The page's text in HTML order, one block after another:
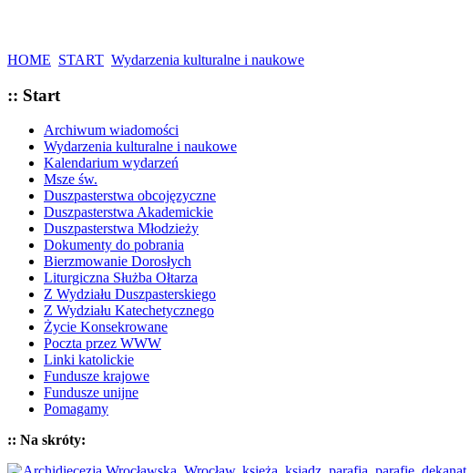
HOME START Wydarzenia kulturalne i naukowe
:: Start
Archiwum wiadomości
Wydarzenia kulturalne i naukowe
Kalendarium wydarzeń
Msze św.
Duszpasterstwa obcojęzyczne
Duszpasterstwa Akademickie
Duszpasterstwa Młodzieży
Dokumenty do pobrania
Bierzmowanie Dorosłych
Liturgiczna Służba Ołtarza
Z Wydziału Duszpasterskiego
Z Wydziału Katechetycznego
Życie Konsekrowane
Poczta przez WWW
Linki katolickie
Fundusze krajowe
Fundusze unijne
Pomagamy
:: Na skróty: